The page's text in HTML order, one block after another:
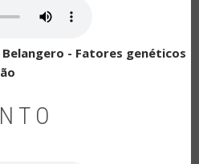
- Fatores genéticos